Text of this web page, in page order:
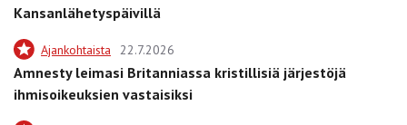
Kansanlähetyspäivillä
Ajankohtaista 22.7.2026
Amnesty leimasi Britanniassa kristillisiä järjestöjä
ihmisoikeuksien vastaisiksi